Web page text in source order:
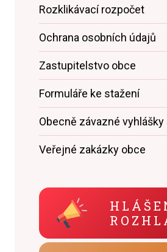
Rozklikávací rozpočet
Ochrana osobních údajů
Zastupitelstvo obce
Formuláře ke stažení
Obecně závazné vyhlášky
Veřejné zakázky obce